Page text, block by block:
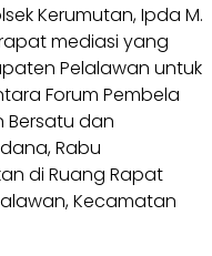
Kerumutan, Ipda M.
rapat mediasi yang
Pelalawan untuk
Forum Pembela
Bersatu dan
Rabu
di Ruang Rapat
Kecamatan